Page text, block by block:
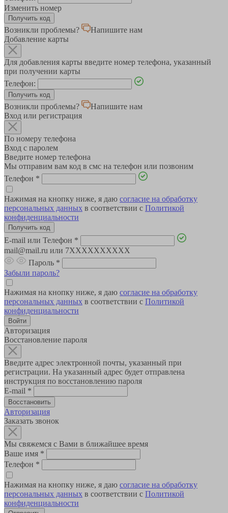
Изменить номер
Возникли проблемы?
Напишите нам
Добавление карты
Для добавления карты введите номер телефона, указанный
при получении карты
Телефон:
Возникли проблемы?
Напишите нам
Вход или регистрация
По номеру телефона
Вход с паролем
Введите номер телефона
Мы отправим вам код в смс на телефон или позвоним
Телефон *
Нажимая на кнопку ниже, я даю согласие на обработку
персональных данных в соответствии с Политикой
конфиденциальности
E-mail или Телефон *
mail@mail.ru или 7XXXXXXXXXX
Пароль *
Забыли пароль?
Нажимая на кнопку ниже, я даю согласие на обработку
персональных данных в соответствии с Политикой
конфиденциальности
Авторизация
Восстановление пароля
Введите адрес электронной почты, указанный при
регистрации. На указанный адрес будет отправлена
инструкция по восстановлению пароля
E-mail *
Авторизация
Заказать звонок
Мы свяжемся с Вами в ближайшее время
Ваше имя *
Телефон *
Нажимая на кнопку ниже, я даю согласие на обработку
персональных данных в соответствии с Политикой
конфиденциальности